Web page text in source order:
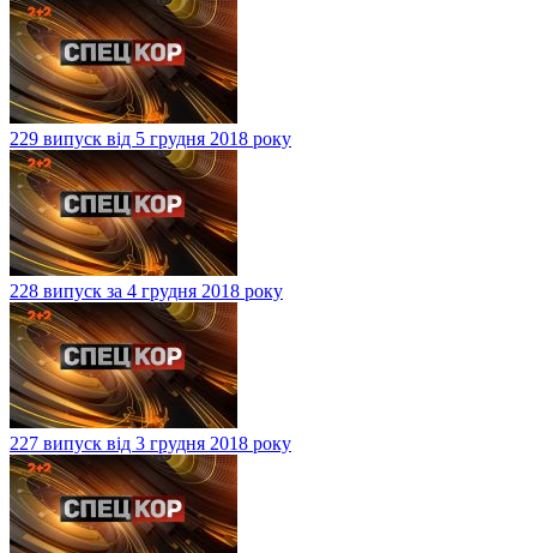
229 випуск від 5 грудня 2018 року
228 випуск за 4 грудня 2018 року
227 випуск від 3 грудня 2018 року